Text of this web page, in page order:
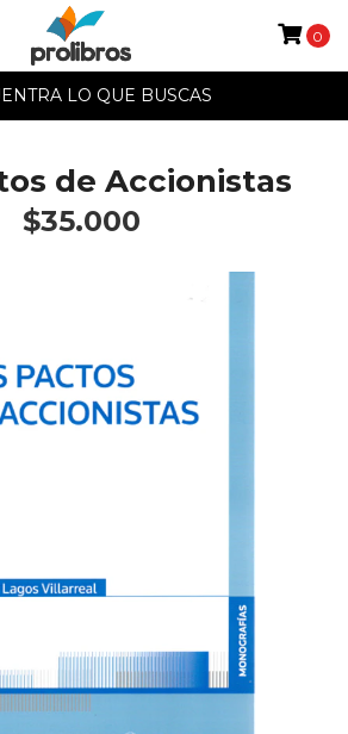
LO QUE BUSCAS
0
de Accionistas
$35.000